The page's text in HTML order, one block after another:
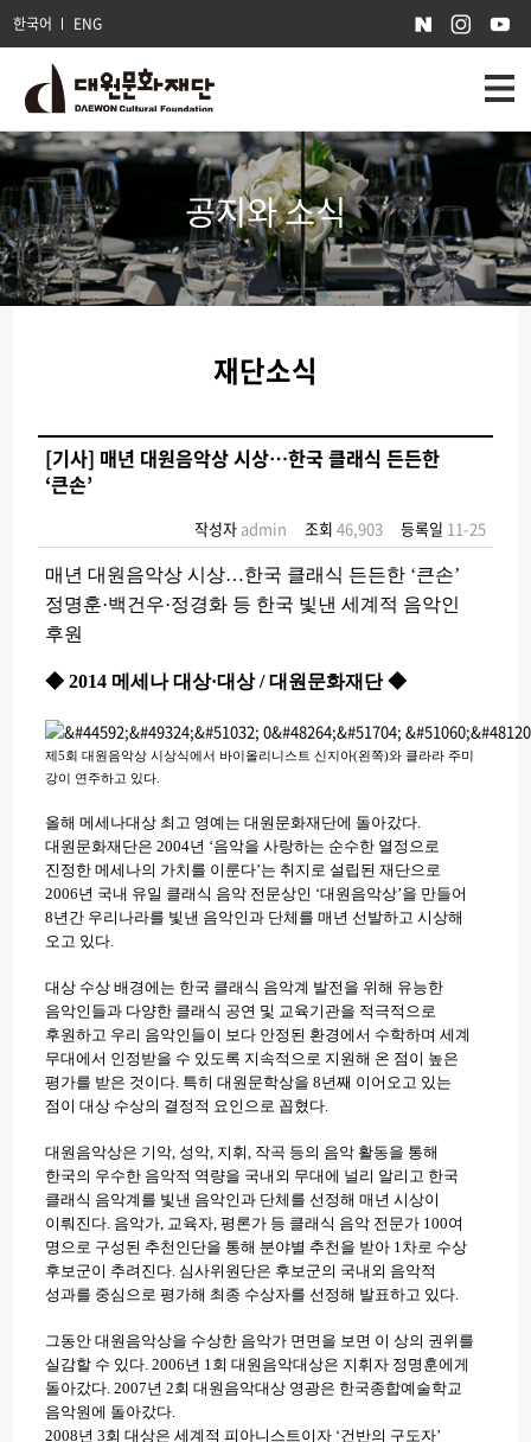
한국어 ENG
공지와 소식
재단소식
[기사] 매년 대원음악상 시상…한국 클래식 든든한
‘큰손’
작성자 admin 조회 46,903 등록일 11-25
매년 대원음악상 시상…한국 클래식 든든한 ‘큰손’
정명훈·백건우·정경화 등 한국 빛낸 세계적 음악인
후원
◆ 2014 메세나 대상·대상 / 대원문화재단 ◆
제5회 대원음악상 시상식에서 바이올리니스트 신지아(왼쪽)와 클라라 주미
강이 연주하고 있다.
올해 메세나대상 최고 영예는 대원문화재단에 돌아갔다.
대원문화재단은 2004년 ‘음악을 사랑하는 순수한 열정으로
진정한 메세나의 가치를 이룬다’는 취지로 설립된 재단으로
2006년 국내 유일 클래식 음악 전문상인 ‘대원음악상’을 만들어
8년간 우리나라를 빛낸 음악인과 단체를 매년 선발하고 시상해
오고 있다.
대상 수상 배경에는 한국 클래식 음악계 발전을 위해 유능한
음악인들과 다양한 클래식 공연 및 교육기관을 적극적으로
후원하고 우리 음악인들이 보다 안정된 환경에서 수학하며 세계
무대에서 인정받을 수 있도록 지속적으로 지원해 온 점이 높은
평가를 받은 것이다. 특히 대원문학상을 8년째 이어오고 있는
점이 대상 수상의 결정적 요인으로 꼽혔다.
대원음악상은 기악, 성악, 지휘, 작곡 등의 음악 활동을 통해
한국의 우수한 음악적 역량을 국내외 무대에 널리 알리고 한국
클래식 음악계를 빛낸 음악인과 단체를 선정해 매년 시상이
이뤄진다. 음악가, 교육자, 평론가 등 클래식 음악 전문가 100여
명으로 구성된 추천인단을 통해 분야별 추천을 받아 1차로 수상
후보군이 추려진다. 심사위원단은 후보군의 국내외 음악적
성과를 중심으로 평가해 최종 수상자를 선정해 발표하고 있다.
그동안 대원음악상을 수상한 음악가 면면을 보면 이 상의 권위를
실감할 수 있다. 2006년 1회 대원음악대상은 지휘자 정명훈에게
돌아갔다. 2007년 2회 대원음악대상 영광은 한국종합예술학교
음악원에 돌아갔다.
2008년 3회 대상은 세계적 피아니스트이자 ‘건반의 구도자’